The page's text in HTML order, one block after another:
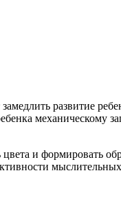
развитие
механическому
цвета и формировать